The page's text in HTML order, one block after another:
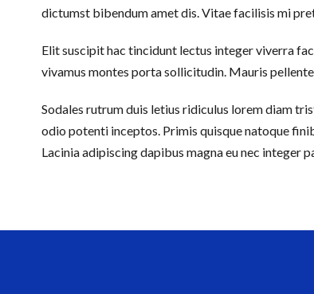
dictumst bibendum amet dis. Vitae facilisis mi
Elit suscipit hac tincidunt lectus integer viverra
vivamus montes porta sollicitudin. Mauris
Sodales rutrum duis letius ridiculus lorem diam
odio potenti inceptos. Primis quisque natoque
Lacinia adipiscing dapibus magna eu nec integer